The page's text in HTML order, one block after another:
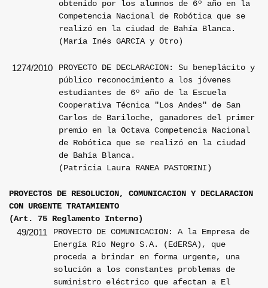
obtenido por los alumnos de 6º año en la
Competencia Nacional de Robótica que se
realizó en la ciudad de Bahía Blanca.
(María Inés GARCIA y Otro)
1274/2010
PROYECTO DE DECLARACION: Su beneplácito y
público reconocimiento a los jóvenes
estudiantes de 6º año de la Escuela
Cooperativa Técnica "Los Andes" de San
Carlos de Bariloche, ganadores del primer
premio en la Octava Competencia Nacional
de Robótica que se realizó en la ciudad
de Bahía Blanca.
(Patricia Laura RANEA PASTORINI)
PROYECTOS DE RESOLUCION, COMUNICACION Y DECLARACION
CON URGENTE TRATAMIENTO
(Art. 75 Reglamento Interno)
49/2011
PROYECTO DE COMUNICACION: A la Empresa de
Energía Río Negro S.A. (EdERSA), que
proceda a brindar en forma urgente, una
solución a los constantes problemas de
suministro eléctrico que afectan a El